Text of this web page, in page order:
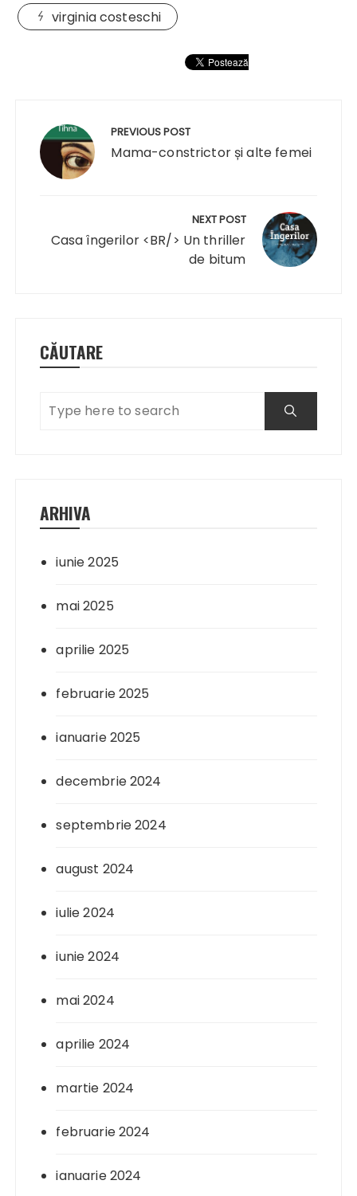
virginia costeschi
articole
PREVIOUS POST
Mama-constrictor și alte femei
NEXT POST
Casa îngerilor <BR/> Un thriller
de bitum
CĂUTARE
ARHIVA
iunie 2025
mai 2025
aprilie 2025
februarie 2025
ianuarie 2025
decembrie 2024
septembrie 2024
august 2024
iulie 2024
iunie 2024
mai 2024
aprilie 2024
martie 2024
februarie 2024
ianuarie 2024